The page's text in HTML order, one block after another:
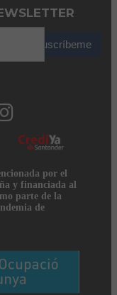
Suscríbeme
por el
y financiada al
parte de la
de